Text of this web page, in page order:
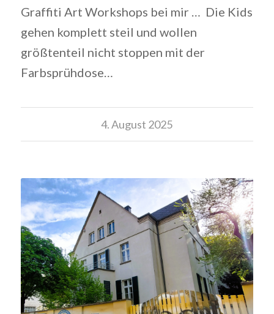
Graffiti Art Workshops bei mir … Die Kids
gehen komplett steil und wollen
größtenteil nicht stoppen mit der
Farbsprühdose…
4. August 2025